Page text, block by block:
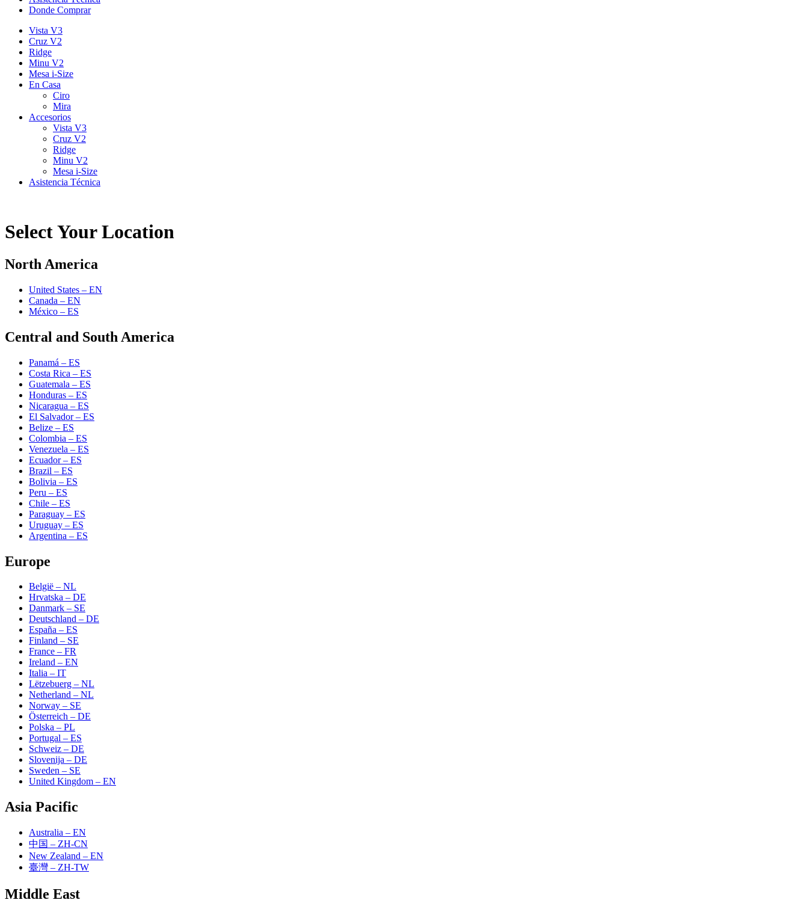
Donde Comprar
Vista V3
Cruz V2
Ridge
Minu V2
Mesa i-Size
En Casa
Ciro
Mira
Accesorios
Vista V3
Cruz V2
Ridge
Minu V2
Mesa i-Size
Asistencia Técnica
Select Your Location
North America
United States – EN
Canada – EN
México – ES
Central and South America
Panamá – ES
Costa Rica – ES
Guatemala – ES
Honduras – ES
Nicaragua – ES
El Salvador – ES
Belize – ES
Colombia – ES
Venezuela – ES
Ecuador – ES
Brazil – ES
Bolivia – ES
Peru – ES
Chile – ES
Paraguay – ES
Uruguay – ES
Argentina – ES
Europe
België – NL
Hrvatska – DE
Danmark – SE
Deutschland – DE
España – ES
Finland – SE
France – FR
Ireland – EN
Italia – IT
Lëtzebuerg – NL
Netherland – NL
Norway – SE
Österreich – DE
Polska – PL
Portugal – ES
Schweiz – DE
Slovenija – DE
Sweden – SE
United Kingdom – EN
Asia Pacific
Australia – EN
中国 – ZH-CN
New Zealand – EN
臺灣 – ZH-TW
Middle East